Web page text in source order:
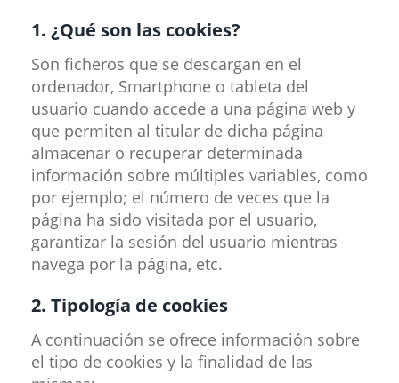
1. ¿Qué son las cookies?
Son ficheros que se descargan en el
ordenador, Smartphone o tableta del
usuario cuando accede a una página web y
que permiten al titular de dicha página
almacenar o recuperar determinada
información sobre múltiples variables, como
por ejemplo; el número de veces que la
página ha sido visitada por el usuario,
garantizar la sesión del usuario mientras
navega por la página, etc.
2. Tipología de cookies
A continuación se ofrece información sobre
el tipo de cookies y la finalidad de las